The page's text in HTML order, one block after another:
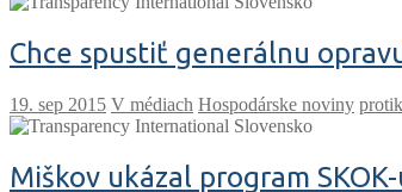
Chce spustiť generálnu
V médiach Hospodárske noviny
Miškov ukázal program